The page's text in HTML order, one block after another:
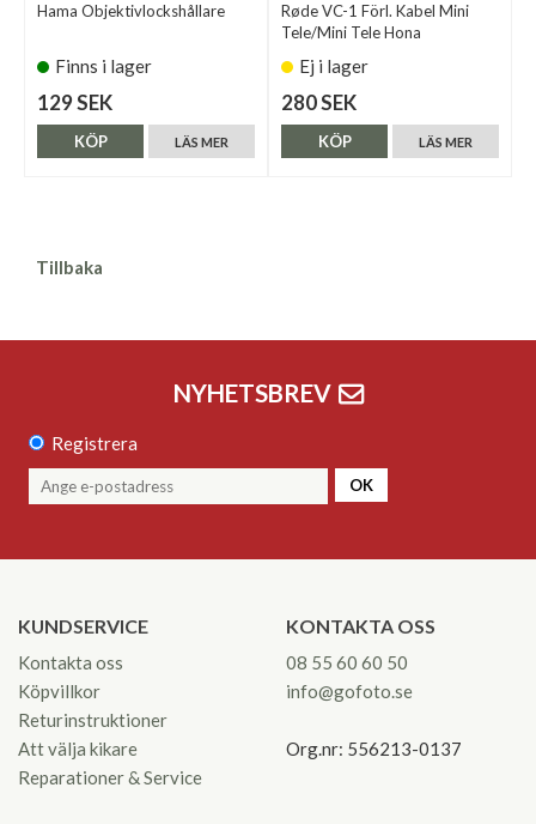
Hama Objektivlockshållare
Finns i lager
129 SEK
LÄS MER
KÖP
Røde VC-1 Förl. Kabel Mini
Tele/Mini Tele Hona
Ej i lager
280 SEK
LÄS MER
KÖP
Tillbaka
NYHETSBREV
Registrera
OK
KUNDSERVICE
Kontakta oss
Köpvillkor
Returinstruktioner
Att välja kikare
Reparationer & Service
KONTAKTA OSS
08 55 60 60 50
info@gofoto.se
Org.nr: 556213-0137